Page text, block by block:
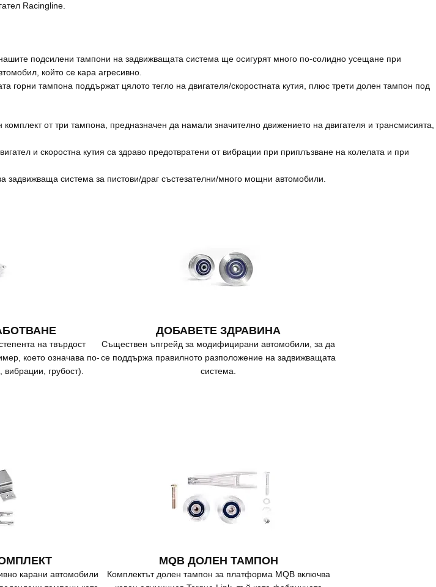
Racingline.
подсилени тампони на задвижващата система ще осигурят много по-солидно усещане при
който се кара агресивно.
горни тампона поддържат цялото тегло на двигателя/скоростната кутия, плюс трети долен тампон под
от три тампона, предназначен да намали значително движението на двигателя и трансмисията,
и скоростна кутия са здраво предотвратени от вибрации при приплъзване на колелата и при
задвижваща система за пистови/драг състезателни/много мощни автомобили.
на твърдост
което означава по-
грубост).
ДОБАВЕТЕ ЗДРАВИНА
Съществен ъпгрейд за модифицирани автомобили, за да
се поддържа правилното разположение на задвижващата
система.
карани автомобили
MQB ДОЛЕН ТАМПОН
Комплектът долен тампон за платформа MQB включва